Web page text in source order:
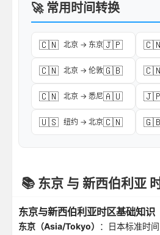
🚀 常用时间转换
🇨🇳 北京 → 东京🇯🇵
🇨🇳 北京 → 伦敦🇬🇧
🇨🇳 北京 → 悉尼🇦🇺
🇺🇸 纽约 → 北京🇨🇳
📚 东京 与 新西伯利亚
东京与新西伯利亚时区基础知识
东京（Asia/Tokyo）
：日本标准时